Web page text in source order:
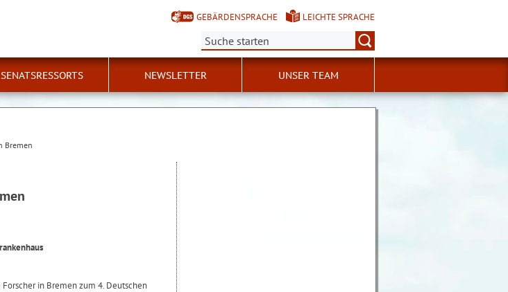
GEBÄRDENSPRACHE
LEICHTE SPRACHE
Suche:
SENATSRESSORTS NEWSLETTER UNSER TEAM
Bremen
in Bremen zum 4. Deutschen